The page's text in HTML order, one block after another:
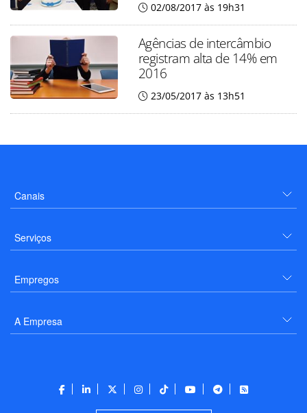
02/08/2017 às 19h31
Agências de intercâmbio
registram alta de 14% em
2016
23/05/2017 às 13h51
Canais
Serviços
Empregos
A Empresa